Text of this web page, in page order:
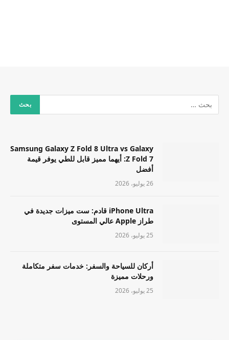
Samsung Galaxy Z Fold 8 Ultra vs Galaxy
Z Fold 7: أيهما مميز قابل للطي يوفر قيمة
أفضل
26 يوليو، 2026
iPhone Ultra قادم: ست ميزات جديدة في
طراز Apple عالي المستوى
25 يوليو، 2026
أركان للسياحة والسفر: خدمات سفر متكاملة
ورحلات مميزة
25 يوليو، 2026